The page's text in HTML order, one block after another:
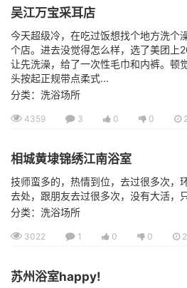
吴江万宝采耳店
今天超级冷，在吃过饭想找个地方洗个
个店。进去没觉得怎么样，选了美团上
让先洗澡，给了一次性毛巾和内裤。顿
头按起正规带点柔式...
分类：洗浴场所
4359 3 0 0
相城黄埭锦绣江南浴室
技师蛮多的，热情到位，去过很多次，
去处，跟朋友去过很多次，没有大活，
分类：洗浴场所
3022 1 0 0
苏州浴室happy!